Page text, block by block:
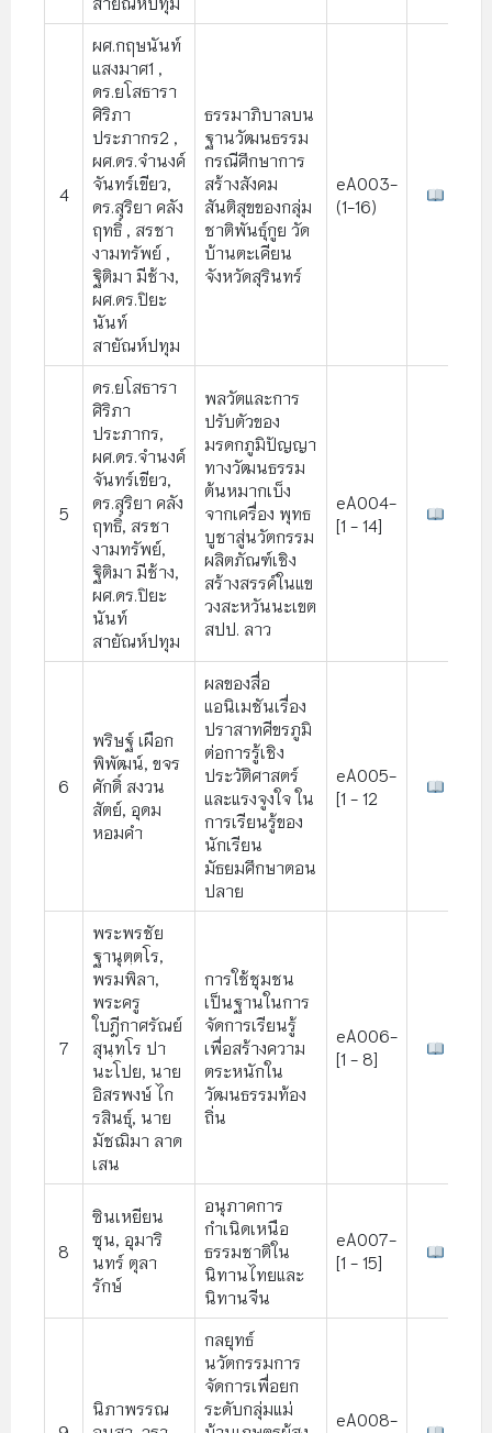
4
ผศ.กฤษนันท์
แสงมาศ1 ,
ดร.ยโสธารา
ศิริภา
ประภากร2 ,
ผศ.ดร.จํานงค์
จันทร์เขียว,
ดร.สุริยา คลัง
ฤทธิ์ , สรชา
งามทรัพย์ ,
ฐิติมา มีช้าง,
ผศ.ดร.ปิยะ
นันท์
สายัณห์ปทุม
ธรรมาภิบาลบน
ฐานวัฒนธรรม
กรณีศึกษาการ
สร้างสังคม
สันติสุขของกลุ่ม
ชาติพันธุ์กูย วัด
บ้านตะเคียน
จังหวัดสุรินทร์
eA003-
(1-16)
5
ดร.ยโสธารา
ศิริภา
ประภากร,
ผศ.ดร.จำนงค์
จันทร์เขียว,
ดร.สุริยา คลัง
ฤทธิ์, สรชา
งามทรัพย์,
ฐิติมา มีช้าง,
ผศ.ดร.ปิยะ
นันท์
สายัณห์ปทุม
พลวัตและการ
ปรับตัวของ
มรดกภูมิปัญญา
ทางวัฒนธรรม
ต้นหมากเบ็ง
จากเครื่อง พุทธ
บูชาสู่นวัตกรรม
ผลิตภัณฑ์เชิง
สร้างสรรค์ในแข
วงสะหวันนะเขต
สปป. ลาว
eA004-
[1 - 14]
6
พริษฐ์ เผือก
พิพัฒน์, ขจร
ศักดิ์ สงวน
สัตย์, อุดม
หอมคำ
ผลของสื่อ
แอนิเมชันเรื่อง
ปราสาทศีขรภูมิ
ต่อการรู้เชิง
ประวัติศาสตร์
และแรงจูงใจ ใน
การเรียนรู้ของ
นักเรียน
มัธยมศึกษาตอน
ปลาย
eA005-
[1 - 12
7
พระพรชัย
ฐานุตฺตโร,
พรมพิลา,
พระครู
ใบฎีกาศรัณย์
สุนฺทโร ปา
นะโปย, นาย
อิสรพงษ์ ไก
รสินธุ์, นาย
มัชฌิมา ลาด
เสน
การใช้ชุมชน
เป็นฐานในการ
จัดการเรียนรู้
เพื่อสร้างความ
ตระหนักใน
วัฒนธรรมท้อง
ถิ่น
eA006-
[1 - 8]
8
ซินเหยียน
ซุน, อุมาริ
นทร์ ตุลา
รักษ์
อนุภาคการ
กำเนิดเหนือ
ธรรมชาติใน
นิทานไทยและ
นิทานจีน
eA007-
[1 - 15]
นิภาพรรณ
กลยุทธ์
นวัตกรรมการ
จัดการเพื่อยก
ระดับกลุ่มแม่
eA008-